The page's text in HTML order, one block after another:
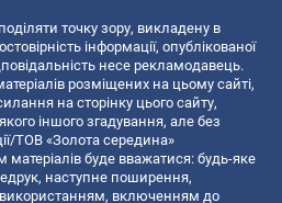
точку зору, викладену в
інформації, опублікованої
несе рекламодавець.
розміщених на цьому сайті,
на сторінку цього сайту,
іншого згадування, але без
ТОВ «Золота середина»
буде вважатися: будь-яке
наступне поширення,
включенням до